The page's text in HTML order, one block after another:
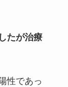
たが治療
性であっ